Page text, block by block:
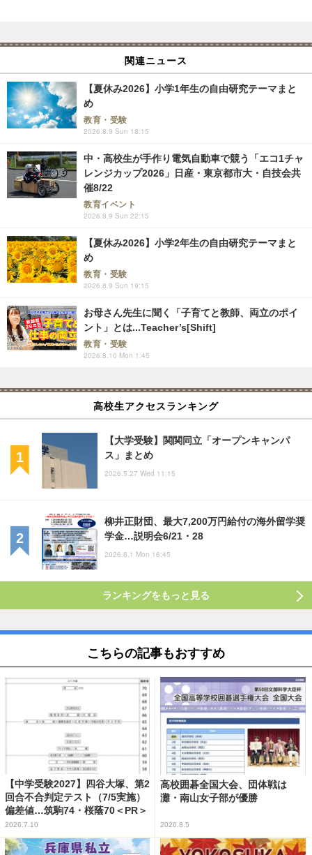
関連ニュース
【夏休み2026】小学1年生の自由研究テーマまと
め
教育・受験
2026.8.9 Sun 18:15
中・高校生が手作り電気自動車で競う「エコ1チャ
レンジカップ2026」日産・東京都市大・自技会共
催8/22
教育イベント
2026.8.9 Sun 22:15
【夏休み2026】小学2年生の自由研究テーマまと
め
教育・受験
2026.8.9 Sun 19:15
お母さん先生に聞く「子育てと教師、両立のポイ
ント」とは...Teacher’s[Shift]
教育・受験
2026.8.10 Mon 1:45
高校生アクセスランキング
【大学受験】関関同立「オープンキャンパ
ス」まとめ
2026.5.27 Wed 11:15
柳井正財団、最大7,200万円給付の海外留学奨
学金…説明会6/21・28
2026.6.1 Mon 16:45
ランキングをもっと見る
こちらの記事もおすすめ
【中学受験2027】四谷大塚、第2
回合不合判定テスト（7/5実施）
偏差値…筑駒74・桜蔭70＜PR＞
2026.7.10
高校囲碁全国大会、団体戦は
灘・南山女子部が優勝
2026.8.5